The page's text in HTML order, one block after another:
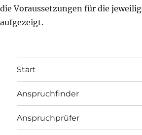
die Voraussetzungen für die
aufgezeigt.
Start
Anspruchfinder
Anspruchprüfer